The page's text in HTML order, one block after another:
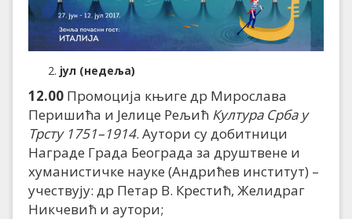
јул (недеља)
12.00 Промоција књиге др Мирослава
Перишића и Јелице Рељић Култура Срба у
Трсту 1751–1914. Аутори су добитници
Награде Града Београда за друштвене и
хуманистичке науке (Андрићев институт) –
учествују: др Петар В. Крестић, Желидраг
Никчевић и аутори;